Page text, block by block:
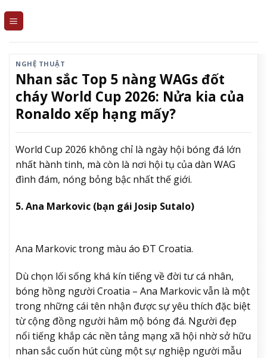
NGHỆ THUẬT
Nhan sắc Top 5 nàng WAGs đốt
cháy World Cup 2026: Nửa kia của
Ronaldo xếp hạng mấy?
World Cup 2026 không chỉ là ngày hội bóng đá lớn
nhất hành tinh, mà còn là nơi hội tụ của dàn WAG
đình đám, nóng bỏng bậc nhất thế giới.
5. Ana Markovic (bạn gái Josip Sutalo)
Ana Markovic trong màu áo ĐT Croatia.
Dù chọn lối sống khá kín tiếng về đời tư cá nhân,
bóng hồng người Croatia – Ana Markovic vẫn là một
trong những cái tên nhận được sự yêu thích đặc biệt
từ cộng đồng người hâm mộ bóng đá. Người đẹp
nổi tiếng khắp các nền tảng mạng xã hội nhờ sở hữu
nhan sắc cuốn hút cùng một sự nghiệp người mẫu